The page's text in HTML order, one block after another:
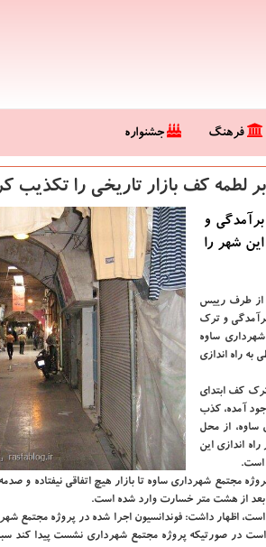
فرهنگ جشنواره
لطمه کف بازار تاریخی را تکذیب
و
شهر را
از طرف رییس
و ترک
ساوه
به راه اندازی
کف ابتدای
آمده، کذب
ساوه، از محل
اندازی این
است.
شهرداری ساوه تا بازار هیچ اتفاقی نیفتاده و صدمه
بعد از هشت متر خسارت وارد شده است.
اظهار داشت: فوندانسیون اجرا شده در پروژه مجتمع
در صورتیکه پروژه مجتمع شهرداری نشست پیدا کند